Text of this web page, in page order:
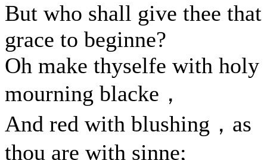
But who shall give thee that
grace to beginne?
Oh make thyselfe with holy
mourning blacke，
And red with blushing，as
thou are with sinne;